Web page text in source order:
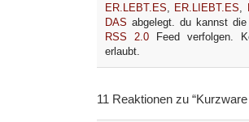
ER.LEBT.ES
ER.LIEBT.ES
DAS abgelegt. du kannst
RSS 2.0Feed verfolgen.
erlaubt.
11 Reaktionen zu “Kurzware